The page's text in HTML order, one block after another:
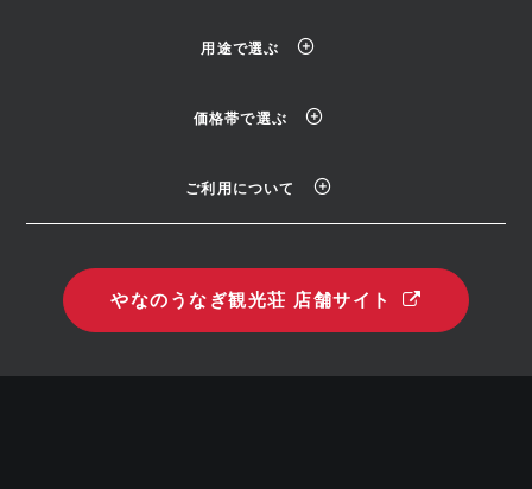
用途で選ぶ
価格帯で選ぶ
ご利用について
やなのうなぎ観光荘 店舗サイト